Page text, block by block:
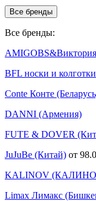
Все бренды
Все бренды:
BFL носки и колготки
Conte Конте
DANNI (Армения)
FUTE & DOVER
JuJuBe (Китай) от
KALINOV
Limax Лимакс